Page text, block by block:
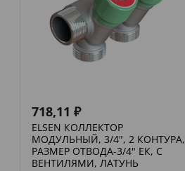
718,11 ₽
ELSEN КОЛЛЕКТОР
МОДУЛЬНЫЙ, 3/4", 2 КОНТУРА,
РАЗМЕР ОТВОДА-3/4" ЕК, С
ВЕНТИЛЯМИ, ЛАТУНЬ